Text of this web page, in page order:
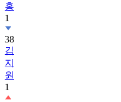
홍
1
38
김
지
원
1